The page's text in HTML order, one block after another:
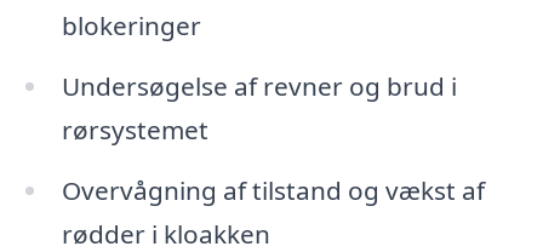
blokeringer
Undersøgelse af revner og brud i
rørsystemet
Overvågning af tilstand og vækst af
rødder i kloakken